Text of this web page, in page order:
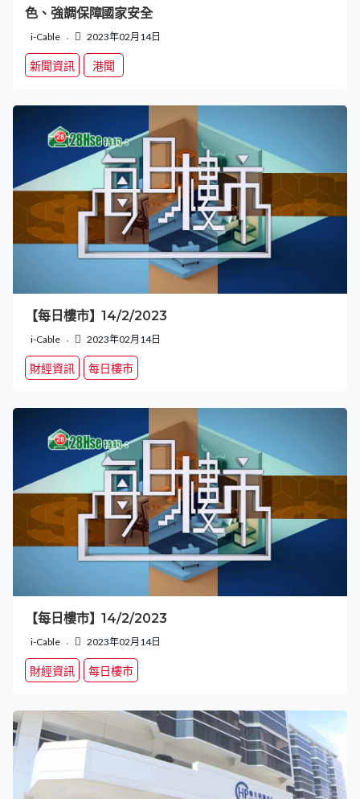
色、強調保障國家安全
i-Cable 2023年02月14日
新聞資訊 港聞
【每日樓市】14/2/2023
i-Cable 2023年02月14日
財經資訊 每日樓市
【每日樓市】14/2/2023
i-Cable 2023年02月14日
財經資訊 每日樓市